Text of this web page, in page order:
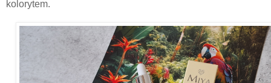
kolorytem.